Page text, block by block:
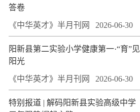
答卷
《中华英才》半月刊网 2026-06-30
阳新县第二实验小学健康第一·“育”见
阳光
《中华英才》半月刊网 2026-06-30
特别报道 | 解码阳新县实验高级中学